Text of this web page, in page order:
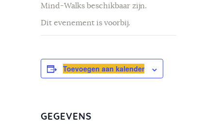
Mind-Walks beschikbaar zijn.
Dit evenement is voorbij.
Toevoegen aan kalender
GEGEVENS